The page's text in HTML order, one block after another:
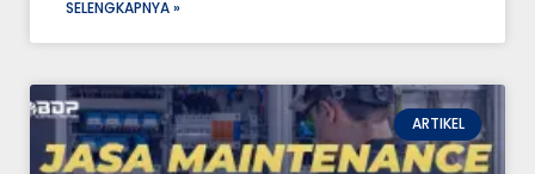
SELENGKAPNYA »
ARTIKEL